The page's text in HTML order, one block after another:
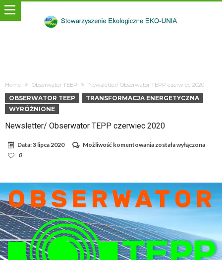
Home Obserwator TEEP Newsletter/ Obserwator TEPP czerwiec 2020
OBSERWATOR TEEP
TRANSFORMACJA ENERGETYCZNA
WYRÓŻNIONE
Newsletter/ Obserwator TEPP czerwiec 2020
Data:3 lipca 2020 Możliwość komentowania Newsletter/
została wyłączona
0